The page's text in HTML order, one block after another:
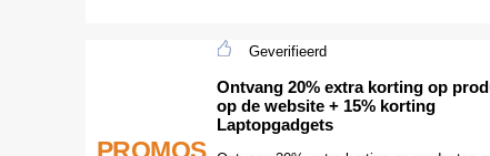
Geverifieerd
Ontvang 20% extra korting op
op de website + 15% korting
Laptopgadgets